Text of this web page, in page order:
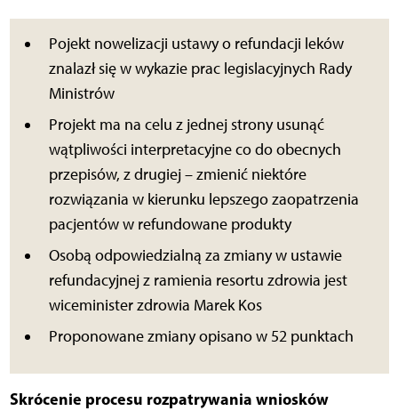
Pojekt nowelizacji ustawy o refundacji leków
znalazł się w wykazie prac legislacyjnych Rady
Ministrów
Projekt ma na celu z jednej strony usunąć
wątpliwości interpretacyjne co do obecnych
przepisów, z drugiej – zmienić niektóre
rozwiązania w kierunku lepszego zaopatrzenia
pacjentów w refundowane produkty
Osobą odpowiedzialną za zmiany w ustawie
refundacyjnej z ramienia resortu zdrowia jest
wiceminister zdrowia Marek Kos
Proponowane zmiany opisano w 52 punktach
Skrócenie procesu rozpatrywania wniosków